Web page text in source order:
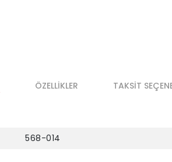
ÖZELLIKLER TAKSIT
568-014